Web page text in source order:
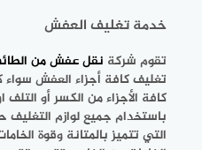
خدمة تغليف العفش
تقوم شركة نقل عفش من
تغليف كافة أجزاء العفش سواء
كافة الأجزاء من الكسر أو
باستخدام جميع لوازم
التي تتميز بالمتانة وقوة